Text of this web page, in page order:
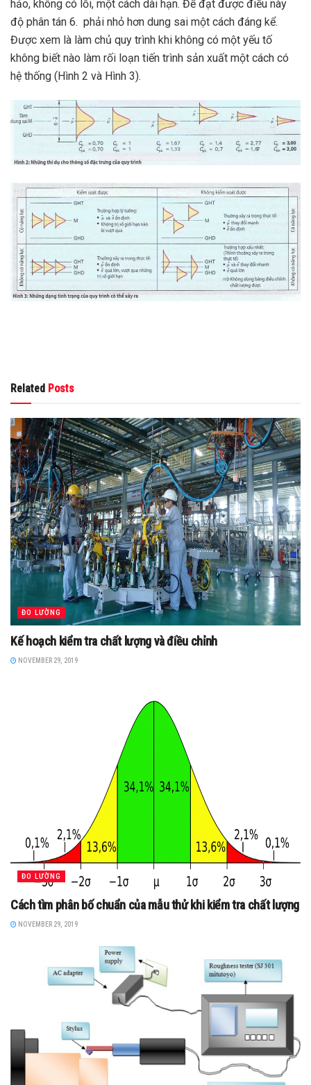
hảo, không có lỗi, một cách dài hạn. Để đạt được điều này
độ phân tán 6. phải nhỏ hơn dung sai một cách đáng kể.
Được xem là làm chủ quy trình khi không có một yếu tố
không biết nào làm rối loạn tiến trình sản xuất một cách có
hệ thống (Hình 2 và Hình 3).
Related Posts
ĐO LƯỜNG
Kế hoạch kiểm tra chất lượng và điều chỉnh
NOVEMBER 29, 2019
ĐO LƯỜNG
Cách tìm phân bố chuẩn của mẫu thử khi kiểm tra chất lượng
NOVEMBER 29, 2019